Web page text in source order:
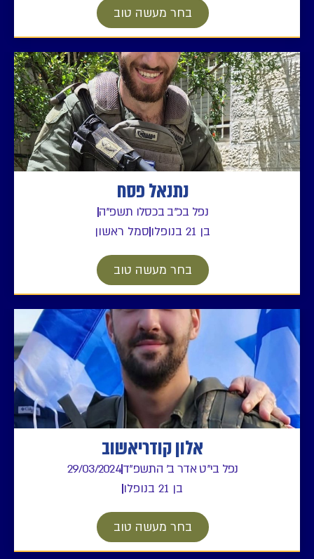
בחר מעשה טוב
נתנאל פסח
נפל בכ"ב בכסלו תשפ"ה
בן 21 בנופלו
סמל ראשון
בחר מעשה טוב
אלון קודריאשוב
נפל בי"ט אדר ב' התשפ"ד29/03/2024
בן 21 בנופלו
בחר מעשה טוב